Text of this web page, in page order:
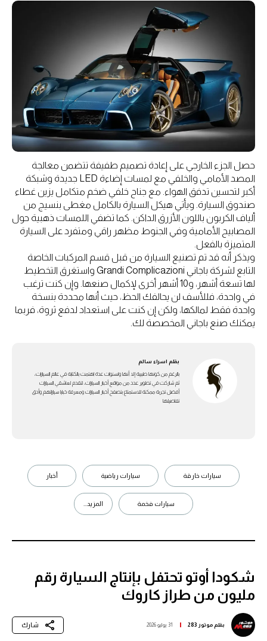
حصل الجزء الخارجي على إعادة تصميم طفيفة تتضمن معالجة
المصد الأمامي والخلفي مع لمسات إضاءة LED جديدة وشبكة
أكبر لتحسين تدفق الهواء. مع جناح خلفي ضخم متكامل يزين غطاء
صندوق السيارة. ويأتي هيكل السيارة بالكامل مغطى بنسيج من
ألياف الكربون باللون الأزرق الداكن. كما تضفي اللمسات ذهبية حول
المصابيح الأمامية وفي الجنوط مظهر راقي ومتفرد على السيارة
المتميزة بالفعل.
ويذكر أنه قد تم تصنيع السيارة من قبل قسم المركبات الخاصة
التابع لشركة باجاني Grandi Complicazioni واستغرق التخطيط
لها تسعة أشهر، و10 أشهر أخرى لإكمال صنعها. وإن كنت ترغب
في واحدة، فللأسف لن يحالفك الحظ، حيث أنها محددة بنسخة
واحدة فقط لمالكها، ولكن إن كنت على استعداد لدفع ثروة، فربما
يمكنك صنع باجاني المخصصة لك.
بقلم اسراء سالم
بالرغم من كونها طبيبة إلا أنها ولسنوات عدة اهتمت بالكتابة في عالم السيارات،
ثم شاركت في تطوير عدد من مواقع أخبار السيارات، لتقدم لعاشقي السيارات
أفضل تجربة ممكنة للاستمتاع بتصفح أخبار السيارات ومعرفة خبايا سياراتهم وأدق
تفاصيلها
سيارات خارقة سيارات رياضية أخبار
سيارات فخمة المزيد...
شكودا أوتو تحتفل بإنتاج السيارة رقم
مليون من طراز كاروك
بقلمموتور 283 31 يوليو 2026 شارك